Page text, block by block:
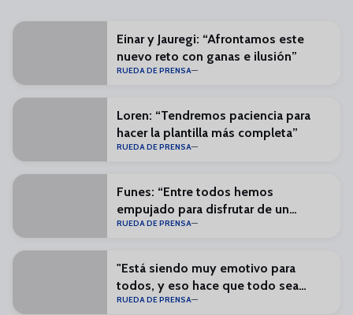
Einar y Jauregi: “Afrontamos este
nuevo reto con ganas e ilusión”
RUEDA DE PRENSA
Loren: “Tendremos paciencia para
hacer la plantilla más completa”
RUEDA DE PRENSA
Funes: “Entre todos hemos
empujado para disfrutar de un
Málaga en Primera”
RUEDA DE PRENSA
"Está siendo muy emotivo para
todos, y eso hace que todo sea
especial"
RUEDA DE PRENSA